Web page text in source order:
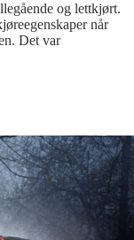
og lettkjørt.
når
Det var